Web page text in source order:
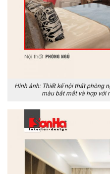
Hình ảnh: Thiết kế nội thất phòng
màu bắt mắt và hợp với